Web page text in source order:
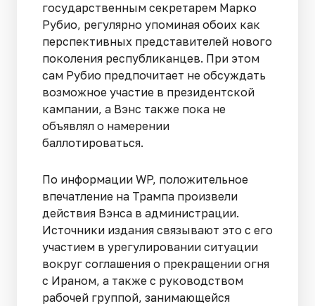
государственным секретарем Марко
Рубио, регулярно упоминая обоих как
перспективных представителей нового
поколения республиканцев. При этом
сам Рубио предпочитает не обсуждать
возможное участие в президентской
кампании, а Вэнс также пока не
объявлял о намерении
баллотироваться.
По информации WP, положительное
впечатление на Трампа произвели
действия Вэнса в администрации.
Источники издания связывают это с его
участием в урегулировании ситуации
вокруг соглашения о прекращении огня
с Ираном, а также с руководством
рабочей группой, занимающейся